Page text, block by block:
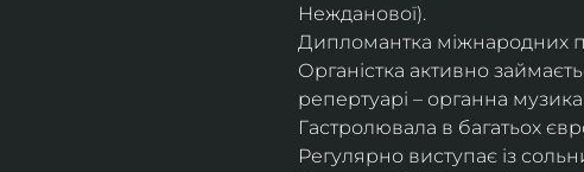
Нежданової).
Дипломантка міжнародних
Органістка активно
репертуарі – органна
Гастролювала в багатьох
Регулярно виступає із